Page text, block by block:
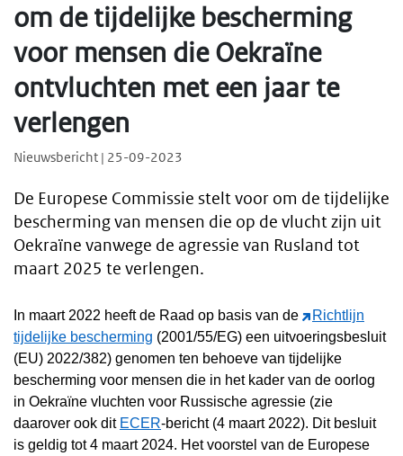
om de tijdelijke bescherming
voor mensen die Oekraïne
ontvluchten met een jaar te
verlengen
Nieuwsbericht | 25-09-2023
De Europese Commissie stelt voor om de tijdelijke
bescherming van mensen die op de vlucht zijn uit
Oekraïne vanwege de agressie van Rusland tot
maart 2025 te verlengen.
In maart 2022 heeft de Raad op basis van de
Richtlijn
tijdelijke bescherming (2001/55/EG) een uitvoeringsbesluit
(EU) 2022/382) genomen ten behoeve van tijdelijke
bescherming voor mensen die in het kader van de oorlog
in Oekraïne vluchten voor Russische agressie (zie
daarover ook dit ECER-bericht (4 maart 2022). Dit besluit
is geldig tot 4 maart 2024. Het voorstel van de Europese